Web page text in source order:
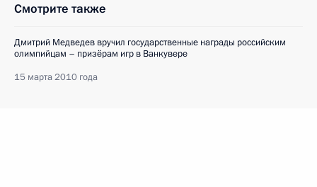
Смотрите также
Дмитрий Медведев вручил государственные награды российским
олимпийцам – призёрам игр в Ванкувере
15 марта 2010 года